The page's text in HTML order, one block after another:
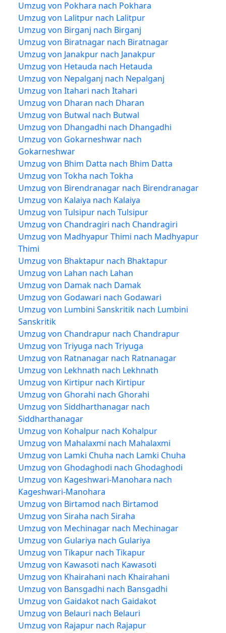
Umzug von Pokhara nach Pokhara
Umzug von Lalitpur nach Lalitpur
Umzug von Birganj nach Birganj
Umzug von Biratnagar nach Biratnagar
Umzug von Janakpur nach Janakpur
Umzug von Hetauda nach Hetauda
Umzug von Nepalganj nach Nepalganj
Umzug von Itahari nach Itahari
Umzug von Dharan nach Dharan
Umzug von Butwal nach Butwal
Umzug von Dhangadhi nach Dhangadhi
Umzug von Gokarneshwar nach
Gokarneshwar
Umzug von Bhim Datta nach Bhim Datta
Umzug von Tokha nach Tokha
Umzug von Birendranagar nach Birendranagar
Umzug von Kalaiya nach Kalaiya
Umzug von Tulsipur nach Tulsipur
Umzug von Chandragiri nach Chandragiri
Umzug von Madhyapur Thimi nach Madhyapur
Thimi
Umzug von Bhaktapur nach Bhaktapur
Umzug von Lahan nach Lahan
Umzug von Damak nach Damak
Umzug von Godawari nach Godawari
Umzug von Lumbini Sanskritik nach Lumbini
Sanskritik
Umzug von Chandrapur nach Chandrapur
Umzug von Triyuga nach Triyuga
Umzug von Ratnanagar nach Ratnanagar
Umzug von Lekhnath nach Lekhnath
Umzug von Kirtipur nach Kirtipur
Umzug von Ghorahi nach Ghorahi
Umzug von Siddharthanagar nach
Siddharthanagar
Umzug von Kohalpur nach Kohalpur
Umzug von Mahalaxmi nach Mahalaxmi
Umzug von Lamki Chuha nach Lamki Chuha
Umzug von Ghodaghodi nach Ghodaghodi
Umzug von Kageshwari-Manohara nach
Kageshwari-Manohara
Umzug von Birtamod nach Birtamod
Umzug von Siraha nach Siraha
Umzug von Mechinagar nach Mechinagar
Umzug von Gulariya nach Gulariya
Umzug von Tikapur nach Tikapur
Umzug von Kawasoti nach Kawasoti
Umzug von Khairahani nach Khairahani
Umzug von Bansgadhi nach Bansgadhi
Umzug von Gaidakot nach Gaidakot
Umzug von Belauri nach Belauri
Umzug von Rajapur nach Rajapur